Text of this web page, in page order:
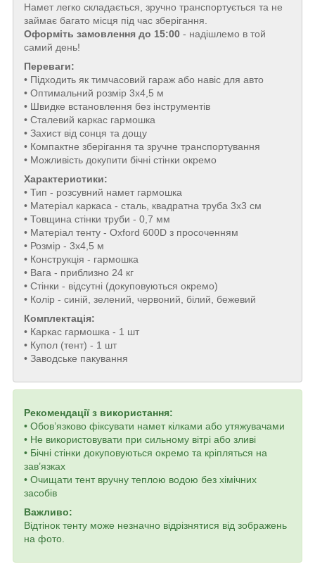
Намет легко складається, зручно транспортується та не
займає багато місця під час зберігання.
Оформіть замовлення до 15:00 - надішлемо в той
самий день!
Переваги:
• Підходить як тимчасовий гараж або навіс для авто
• Оптимальний розмір 3х4,5 м
• Швидке встановлення без інструментів
• Сталевий каркас гармошка
• Захист від сонця та дощу
• Компактне зберігання та зручне транспортування
• Можливість докупити бічні стінки окремо
Характеристики:
• Тип - розсувний намет гармошка
• Матеріал каркаса - сталь, квадратна труба 3x3 см
• Товщина стінки труби - 0,7 мм
• Матеріал тенту - Oxford 600D з просоченням
• Розмір - 3х4,5 м
• Конструкція - гармошка
• Вага - приблизно 24 кг
• Стінки - відсутні (докуповуються окремо)
• Колір - синій, зелений, червоний, білий, бежевий
Комплектація:
• Каркас гармошка - 1 шт
• Купол (тент) - 1 шт
• Заводське пакування
Рекомендації з використання:
• Обов’язково фіксувати намет кілками або утяжувачами
• Не використовувати при сильному вітрі або зливі
• Бічні стінки докуповуються окремо та кріпляться на
зав’язках
• Очищати тент вручну теплою водою без хімічних
засобів
Важливо:
Відтінок тенту може незначно відрізнятися від зображень
на фото.